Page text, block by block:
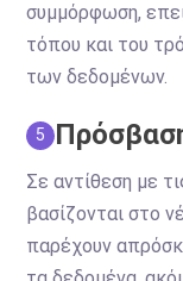
συμμόρφωση,
τόπου και του
των δεδομένων.
5
Σε αντίθεση με
βασίζονται στο
παρέχουν